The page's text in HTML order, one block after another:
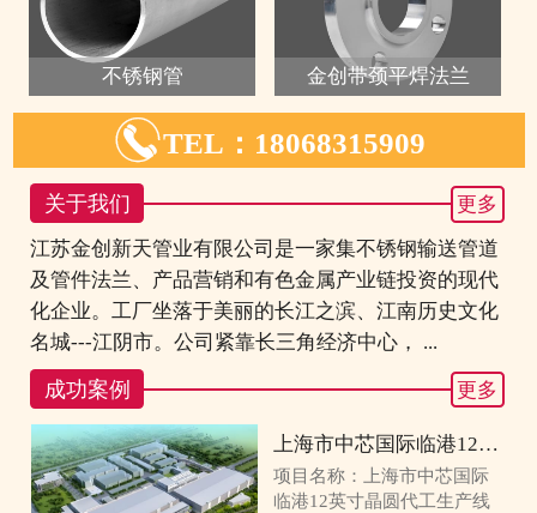
不锈钢管 金创带颈平焊法兰
TEL：18068315909
关于我们
更多
江苏金创新天管业有限公司是一家集不锈钢输送管道
及管件法兰、产品营销和有色金属产业链投资的现代
化企业。工厂坐落于美丽的长江之滨、江南历史文化
名城---江阴市。公司紧靠长三角经济中心， ...
成功案例 更多
上海市中芯国际临港12英寸
项目名称：上海市中芯国际
临港12英寸晶圆代工生产线